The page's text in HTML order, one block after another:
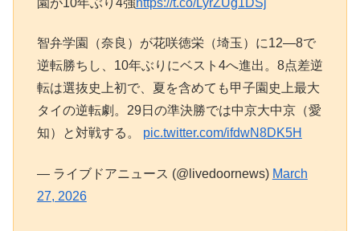
智弁学園（奈良）が花咲徳栄（埼玉）に12―8で
逆転勝ちし、10年ぶりにベスト4へ進出。8点差逆
転は選抜史上初で、夏を含めても甲子園史上最大
タイの逆転劇。29日の準決勝では中京大中京（愛
知）と対戦する。 pic.twitter.com/ifdwN8DK5H
— ライブドアニュース (@livedoornews) March
27, 2026